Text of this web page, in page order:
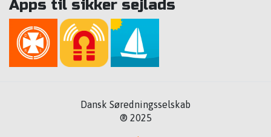
Apps til sikker sejlads
Dansk Søredningsselskab
® 2025